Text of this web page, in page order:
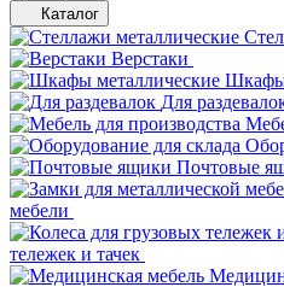
Каталог
Верстаки
Шкафы
Для
Почтовые
мебели
тележек и тачек